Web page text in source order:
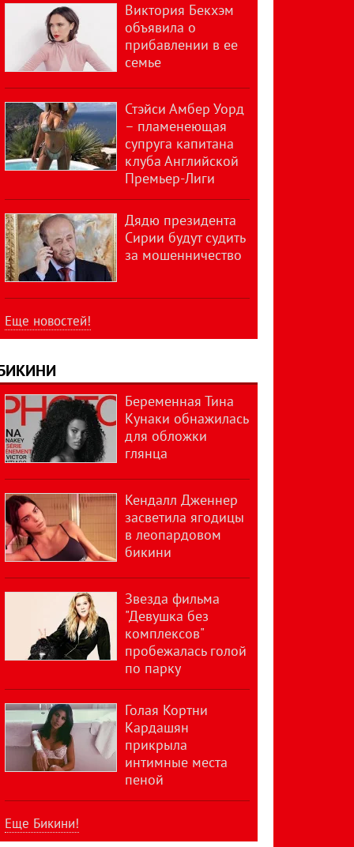
Виктория Бекхэм
объявила о
прибавлении в ее
семье
Стэйси Амбер Уорд
– пламенеющая
супруга капитана
клуба Английской
Премьер-Лиги
Дядю президента
Сирии будут судить
за мошенничество
Еще новостей!
Беременная Тина
Кунаки обнажилась
для обложки
глянца
Кендалл Дженнер
засветила ягодицы
в леопардовом
бикини
Звезда фильма
"Девушка без
комплексов"
пробежалась голой
по парку
Голая Кортни
Кардашян
прикрыла
интимные места
пеной
Еще Бикини!